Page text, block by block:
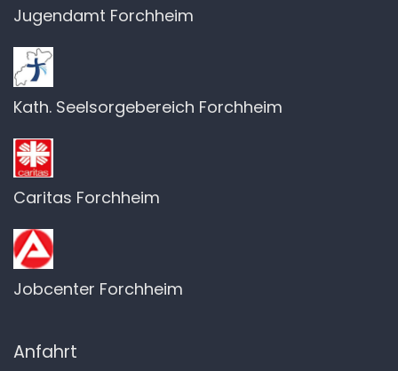
Jugendamt Forchheim
Kath. Seelsorgebereich Forchheim
Caritas Forchheim
Jobcenter Forchheim
Anfahrt